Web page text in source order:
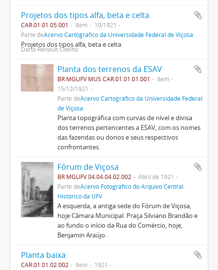
Projetos dos tipos alfa, beta e celta
CAR.01.01.05.001 Item
10/1921
Parte deAcervo Cartográfico da Universidade Federal de Viçosa
Projetos dos tipos alfa, beta e celta.
Dario Renault Coelho
Planta dos terrenos da ESAV
BR MGUFV MUS CAR.01.01.01.001
Item
15/12/1921
Parte deAcervo Cartográfico da Universidade Federal
de Viçosa
Planta topográfica com curvas de nível e divisa
dos terrenos pertencentes a ESAV, com os nomes
das fazendas ou donos e seus respectivos
confrontantes.
Fórum de Viçosa
BR MGUFV 04.04.04.02.002
Abril de 1921
Parte deAcervo Fotográfico do Arquivo Central
Histórico da UFV
A esquerda, a antiga sede do Fórum de Viçosa,
hoje Câmara Municipal. Praça Silviano Brandão e
ao fundo o início da Rua do Comércio, hoje,
Benjamin Araújo.
Planta baixa
CAR.01.01.02.002 Item 1921